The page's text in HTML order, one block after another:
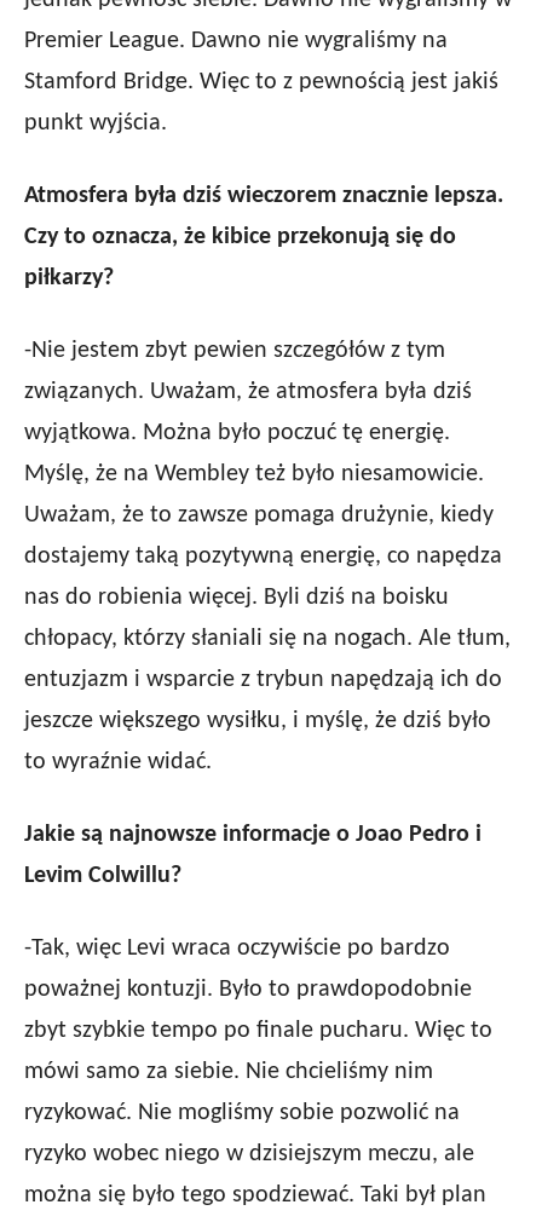
Premier League. Dawno nie wygraliśmy na
Stamford Bridge. Więc to z pewnością jest jakiś
punkt wyjścia.
Atmosfera była dziś wieczorem znacznie lepsza.
Czy to oznacza, że kibice przekonują się do
piłkarzy?
-Nie jestem zbyt pewien szczegółów z tym
związanych. Uważam, że atmosfera była dziś
wyjątkowa. Można było poczuć tę energię.
Myślę, że na Wembley też było niesamowicie.
Uważam, że to zawsze pomaga drużynie, kiedy
dostajemy taką pozytywną energię, co napędza
nas do robienia więcej. Byli dziś na boisku
chłopacy, którzy słaniali się na nogach. Ale tłum,
entuzjazm i wsparcie z trybun napędzają ich do
jeszcze większego wysiłku, i myślę, że dziś było
to wyraźnie widać.
Jakie są najnowsze informacje o Joao Pedro i
Levim Colwillu?
-Tak, więc Levi wraca oczywiście po bardzo
poważnej kontuzji. Było to prawdopodobnie
zbyt szybkie tempo po finale pucharu. Więc to
mówi samo za siebie. Nie chcieliśmy nim
ryzykować. Nie mogliśmy sobie pozwolić na
ryzyko wobec niego w dzisiejszym meczu, ale
można się było tego spodziewać. Taki był plan